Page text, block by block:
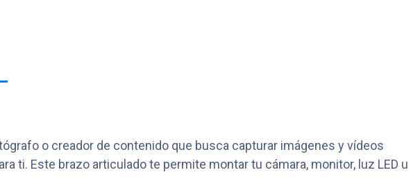
o creador de contenido que busca capturar imágenes y vídeos
ti. Este brazo articulado te permite montar tu cámara, monitor, luz LED u